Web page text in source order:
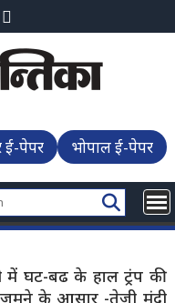
ई-पेपर भोपाल ई-पेपर
में घट-बढ के हाल ट्रंप की
जमने के आसार -तेजी मंदी